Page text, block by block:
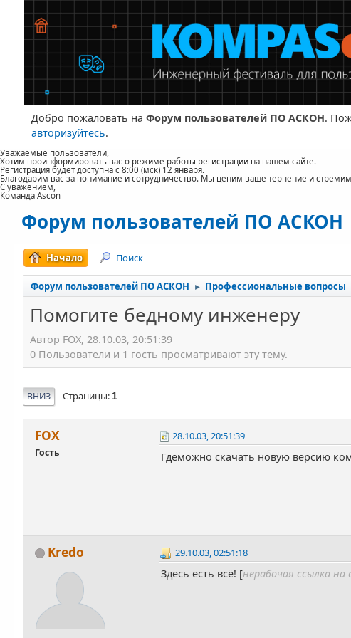
Добро пожаловать на Форум пользователей ПО АСКОН.
авторизуйтесь.
Уважаемые пользователи,
Хотим проинформировать вас о режиме работы регистрации на нашем сайте.
Регистрация будет доступна с 8:00 (мск) 12 января.
Благодарим вас за понимание и сотрудничество. Мы ценим ваше терпение и
С уважением,
Команда Ascon
Форум пользователей ПО АСКОН
Начало Поиск
Форум пользователей ПО АСКОН ► Профессиональные вопросы
Помогите бедному инженеру
Автор FOX, 28.10.03, 20:51:39
0 Пользователи и 1 гость просматривают эту тему.
ВНИЗ Страницы 1
FOX
Гость
28.10.03, 20:51:39
Гдеможно скачать новую версию
Kredo 29.10.03, 02:51:18
Здесь есть всё! [нерабочая ссылка